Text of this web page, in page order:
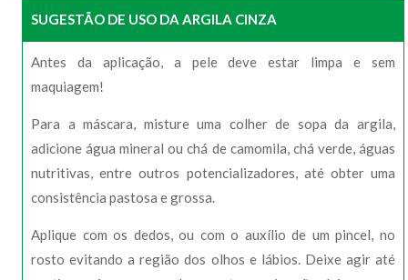
SUGESTÃO DE USO DA ARGILA CINZA
Antes da aplicação, a pele deve estar limpa e sem
maquiagem!
Para a máscara, misture uma colher de sopa da argila,
adicione água mineral ou chá de camomila, chá verde, águas
nutritivas, entre outros potencializadores, até obter uma
consistência pastosa e grossa.
Aplique com os dedos, ou com o auxílio de um pincel, no
rosto evitando a região dos olhos e lábios. Deixe agir até